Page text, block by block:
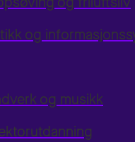
og
og musikk